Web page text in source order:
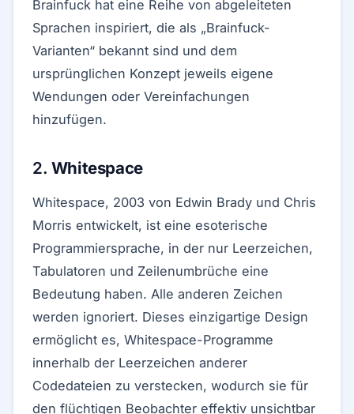
Brainfuck hat eine Reihe von abgeleiteten
Sprachen inspiriert, die als „Brainfuck-
Varianten“ bekannt sind und dem
ursprünglichen Konzept jeweils eigene
Wendungen oder Vereinfachungen
hinzufügen.
2. Whitespace
Whitespace, 2003 von Edwin Brady und Chris
Morris entwickelt, ist eine esoterische
Programmiersprache, in der nur Leerzeichen,
Tabulatoren und Zeilenumbrüche eine
Bedeutung haben. Alle anderen Zeichen
werden ignoriert. Dieses einzigartige Design
ermöglicht es, Whitespace-Programme
innerhalb der Leerzeichen anderer
Codedateien zu verstecken, wodurch sie für
den flüchtigen Beobachter effektiv unsichtbar